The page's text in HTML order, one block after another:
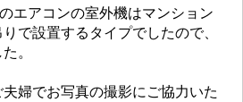
エアコンの室外機はマンション
で設置するタイプでしたので、
。
婦でお写真の撮影にご協力いた